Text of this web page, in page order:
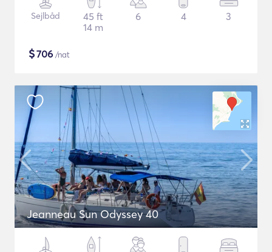
Sejlbåd
45 ft
14 m
6 4 3
$706 /nat
Jeanneau Sun Odyssey 40